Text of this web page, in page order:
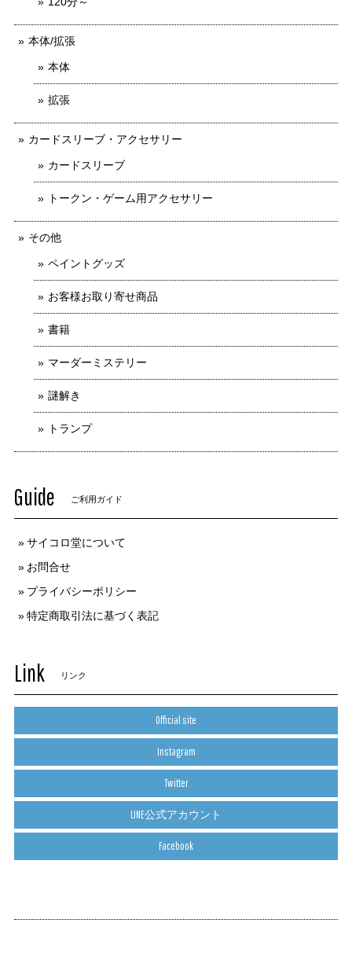
本体/拡張
本体
拡張
カードスリーブ・アクセサリー
カードスリーブ
トークン・ゲーム用アクセサリー
その他
ペイントグッズ
お客様お取り寄せ商品
書籍
マーダーミステリー
謎解き
トランプ
Guide ご利用ガイド
サイコロ堂について
お問合せ
プライバシーポリシー
特定商取引法に基づく表記
Link リンク
Official site
Instagram
Twitter
LINE公式アカウント
Facebook